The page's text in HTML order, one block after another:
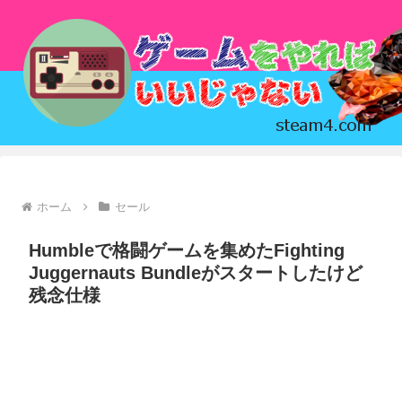
ホーム セール
Humbleで格闘ゲームを集めたFighting
Juggernauts Bundleがスタートしたけど
残念仕様